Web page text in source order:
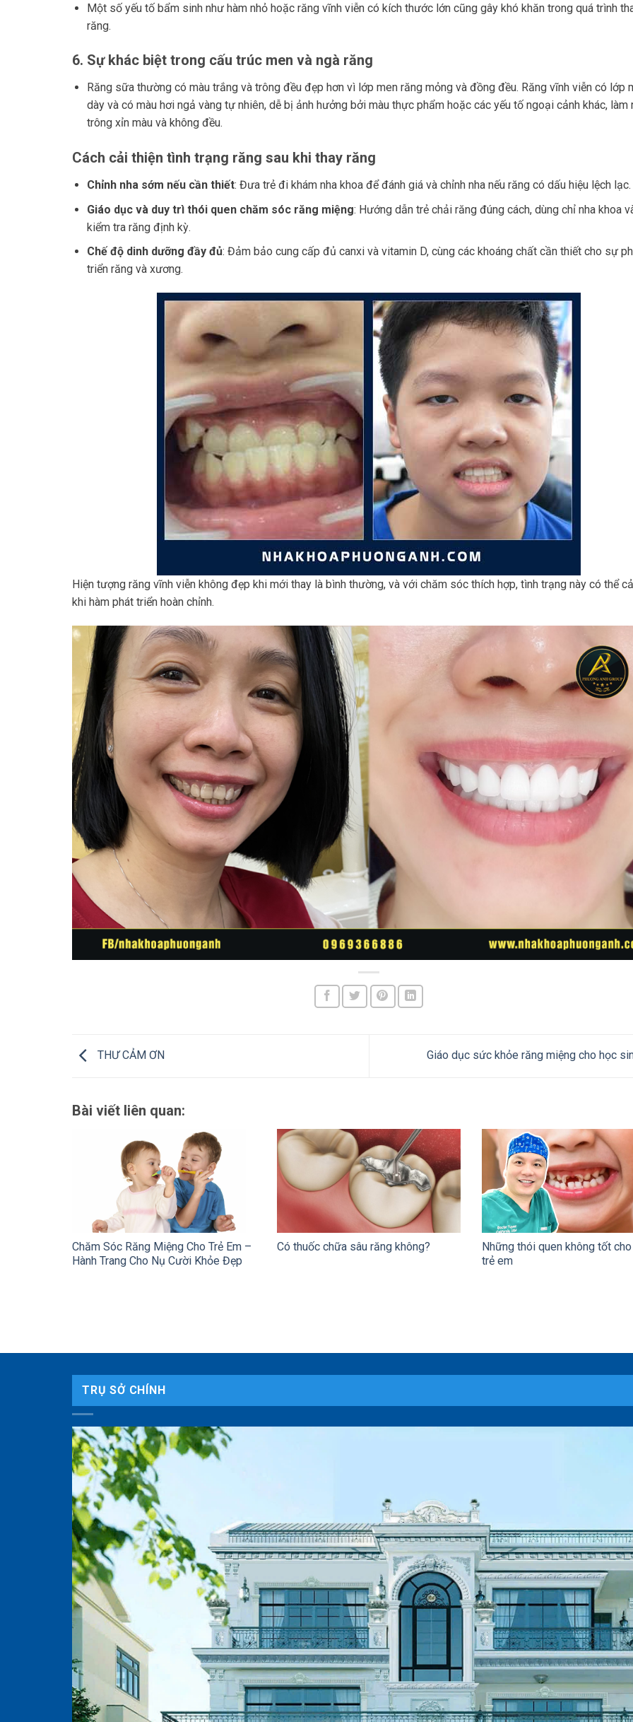
Một số yếu tố bẩm sinh như hàm nhỏ hoặc răng vĩnh viễn có kích thước lớn cũng gây khó khăn trong quá trình
răng.
6. Sự khác biệt trong cấu trúc men và ngà răng
Răng sữa thường có màu trắng và trông đều đẹp hơn vì lớp men răng mỏng và đồng đều. Răng vĩnh viễn có lớp
dày và có màu hơi ngả vàng tự nhiên, dễ bị ảnh hưởng bởi màu thực phẩm hoặc các yếu tố ngoại cảnh khác, làm
trông xỉn màu và không đều.
Cách cải thiện tình trạng răng sau khi thay răng
Chỉnh nha sớm nếu cần thiết: Đưa trẻ đi khám nha khoa để đánh giá và chỉnh nha nếu răng có dấu hiệu lệch lạc.
Giáo dục và duy trì thói quen chăm sóc răng miệng: Hướng dẫn trẻ chải răng đúng cách, dùng chỉ nha khoa
kiểm tra răng định kỳ.
Chế độ dinh dưỡng đầy đủ: Đảm bảo cung cấp đủ canxi và vitamin D, cùng các khoáng chất cần thiết cho sự
triển răng và xương.
Hiện tượng răng vĩnh viễn không đẹp khi mới thay là bình thường, và với chăm sóc thích hợp, tình trạng này có thể
khi hàm phát triển hoàn chỉnh.
THƯ CẢM ƠN Giáo dục sức khỏe răng miệng cho học
Bài viết liên quan:
Chăm Sóc Răng Miệng Cho Trẻ Em –
Hành Trang Cho Nụ Cười Khỏe Đẹp
Có thuốc chữa sâu răng không?
Những thói quen không tốt
trẻ em
TRỤ SỞ CHÍNH